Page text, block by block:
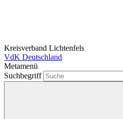
Kreisverband Lichtenfels
VdK Deutschland
Metamenü
Suchbegriff